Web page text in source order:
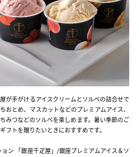
が手がけるアイスクリームとソルベの詰合せで
おとめ、マスカットなどのプレミアムアイス、
みつなどのソルベを楽しめます。暑い季節のご
フトを贈りたいときにおすすめです。
ン 「銀座千疋屋」/銀座プレミアムアイス＆ソ